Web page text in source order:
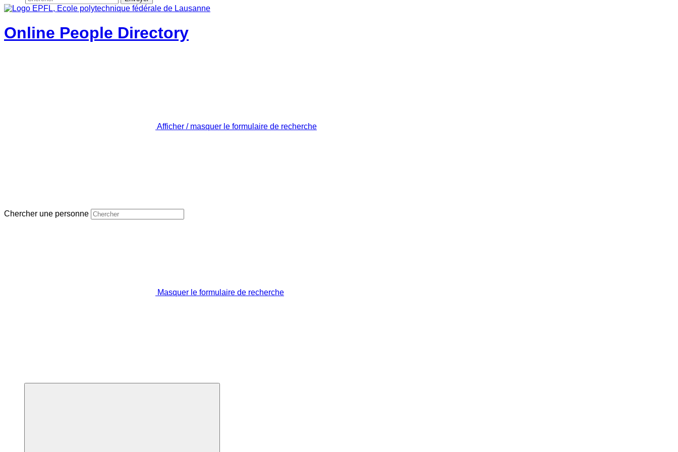
Online People Directory
Afficher / masquer le formulaire de recherche
Chercher une personne
Masquer le formulaire de recherche